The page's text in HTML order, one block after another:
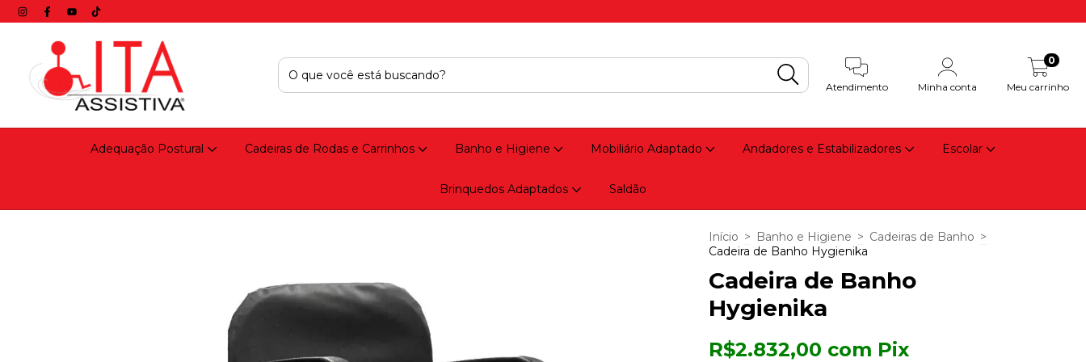
Atendimento Minha conta Meu carrinho
0
Adequação Postural Cadeiras de Rodas e Carrinhos Banho e Higiene Mobiliário Adaptado Andadores e Estabilizadores Escolar
Brinquedos Adaptados Saldão
Início > Banho e Higiene > Cadeiras de Banho >
Cadeira de Banho Hygienika
Cadeira de Banho
Hygienika
R$2.832,00 com Pix